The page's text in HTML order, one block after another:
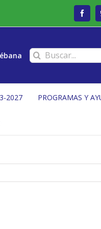
Buscar:
2027 PROGRAMAS Y